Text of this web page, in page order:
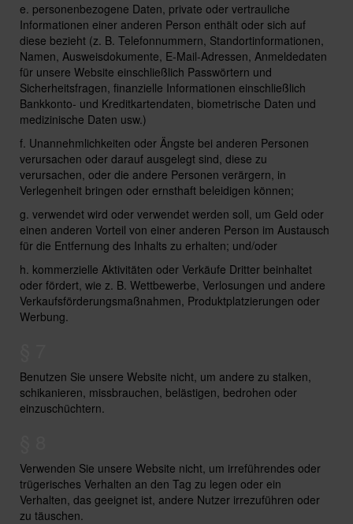
e. personenbezogene Daten, private oder vertrauliche
Informationen einer anderen Person enthält oder sich auf
diese bezieht (z. B. Telefonnummern, Standortinformationen,
Namen, Ausweisdokumente, E-Mail-Adressen, Anmeldedaten
für unsere Website einschließlich Passwörtern und
Sicherheitsfragen, finanzielle Informationen einschließlich
Bankkonto- und Kreditkartendaten, biometrische Daten und
medizinische Daten usw.)
f. Unannehmlichkeiten oder Ängste bei anderen Personen
verursachen oder darauf ausgelegt sind, diese zu
verursachen, oder die andere Personen verärgern, in
Verlegenheit bringen oder ernsthaft beleidigen können;
g. verwendet wird oder verwendet werden soll, um Geld oder
einen anderen Vorteil von einer anderen Person im Austausch
für die Entfernung des Inhalts zu erhalten; und/oder
h. kommerzielle Aktivitäten oder Verkäufe Dritter beinhaltet
oder fördert, wie z. B. Wettbewerbe, Verlosungen und andere
Verkaufsförderungsmaßnahmen, Produktplatzierungen oder
Werbung.
Benutzen Sie unsere Website nicht, um andere zu stalken,
schikanieren, missbrauchen, belästigen, bedrohen oder
einzuschüchtern.
Verwenden Sie unsere Website nicht, um irreführendes oder
trügerisches Verhalten an den Tag zu legen oder ein
Verhalten, das geeignet ist, andere Nutzer irrezuführen oder
zu täuschen.